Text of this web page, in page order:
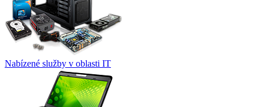
Nabízené služby v oblasti IT